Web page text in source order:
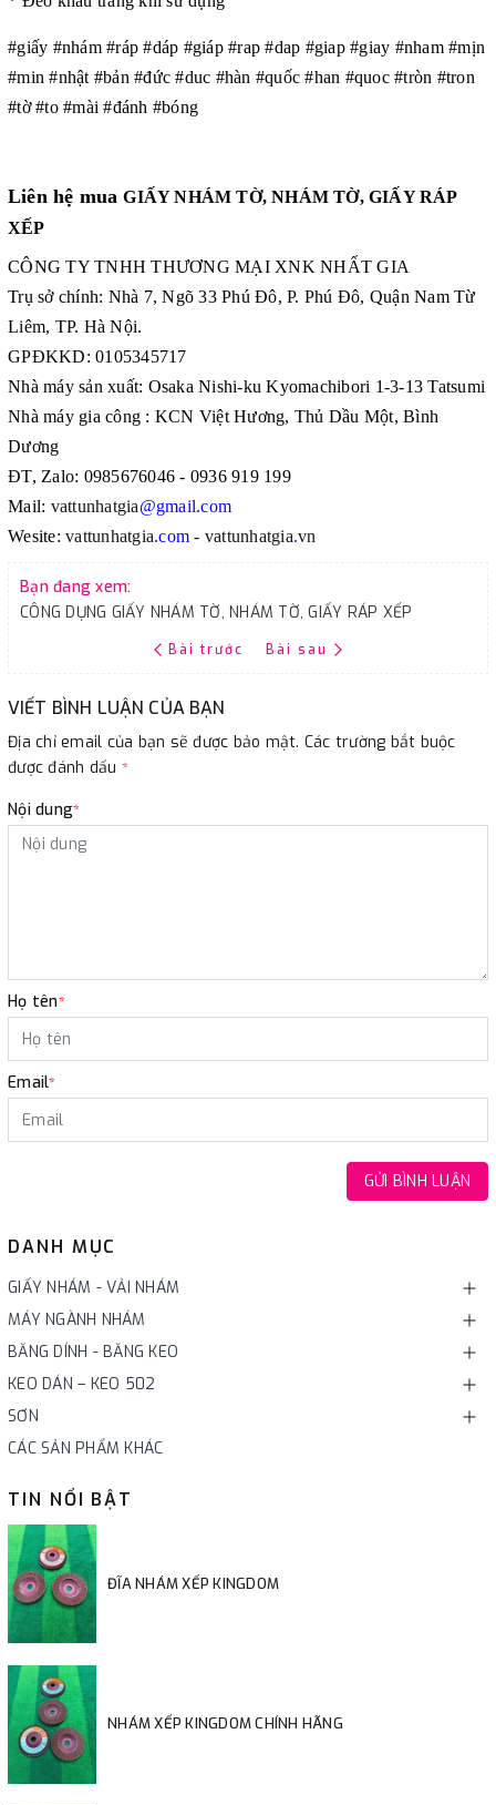
DANH MỤC
GIẤY NHÁM - VẢI NHÁM
MÁY NGÀNH NHÁM
BĂNG DÍNH - BĂNG KEO
KEO DÁN – KEO 502
SƠN
CÁC SẢN PHẨM KHÁC
TIN NỔI BẬT
ĐĨA NHÁM XẾP KINGDOM
NHÁM XẾP KINGDOM CHÍNH HÃNG
#giấy #nhám #ráp #dáp #giáp #rap #dap #giap #giay #nham #mịn
#min #nhật #bản #đức #duc #hàn #quốc #han #quoc #tròn #tron
#tờ #to #mài #đánh #bóng
Liên hệ muaGIẤY NHÁM TỜ, NHÁM TỜ, GIẤY RÁP
XẾP
CÔNG TY TNHH THƯƠNG MẠI XNK NHẤT GIA
Trụ sở chính: Nhà 7, Ngõ 33 Phú Đô, P. Phú Đô, Quận Nam Từ
Liêm, TP. Hà Nội.
GPĐKKD: 0105345717
Nhà máy sản xuất: Osaka Nishi-ku Kyomachibori 1-3-13 Tatsumi
Nhà máy gia công : KCN Việt Hương, Thủ Dầu Một, Bình
Dương
ĐT, Zalo: 0985676046 - 0936 919 199
Mail: vattunhatgia@gmail.com
Wesite: vattunhatgia.com - vattunhatgia.vn
Bạn đang xem:
CÔNG DỤNG GIẤY NHÁM TỜ, NHÁM TỜ, GIẤY RÁP XẾP
Bài trước Bài sau
VIẾT BÌNH LUẬN CỦA BẠN
Địa chỉ email của bạn sẽ được bảo mật. Các trường bắt buộc
được đánh dấu *
Nội dung*
Họ tên*
Email*
GỬI BÌNH LUẬN